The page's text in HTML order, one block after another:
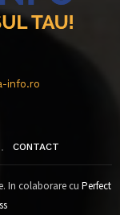
info.ro
CONTACT
In colaborare cu Perfect